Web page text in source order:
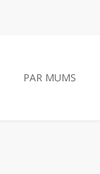
PAR MUMS